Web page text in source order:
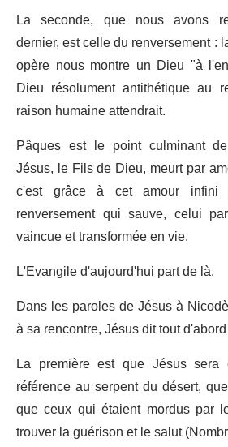
La seconde, que nous avons
dernier, est celle du renversement :
opère nous montre un Dieu "à
Dieu résolument antithétique au
raison humaine attendrait.
Pâques est le point culminant
Jésus, le Fils de Dieu, meurt par
c'est grâce à cet amour infini
renversement qui sauve, celui
vaincue et transformée en vie.
L'Evangile d'aujourd'hui part de là.
Dans les paroles de Jésus à
à sa rencontre, Jésus dit tout
La première est que Jésus
référence au serpent du désert,
que ceux qui étaient mordus par
trouver la guérison et le salut